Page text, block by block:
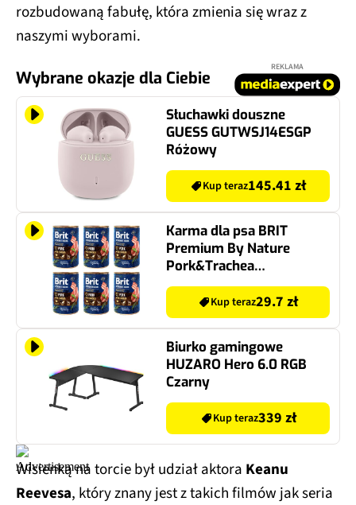
rozbudowaną fabułę, która zmienia się wraz z
naszymi wyborami.
Wybrane okazje dla Ciebie
REKLAMA
Słuchawki douszne
GUESS GUTWSJ14ESGP
Różowy
Kup teraz145.41 zł
Karma dla psa BRIT
Premium By Nature
Pork&Trachea
Wieprzowina z tchawicą 6
x 400 gKup teraz29.7 zł
Biurko gamingowe
HUZARO Hero 6.0 RGB
Czarny
Kup teraz339 zł
Wisienką na torcie był udział aktora Keanu
Reevesa, który znany jest z takich filmów jak seria